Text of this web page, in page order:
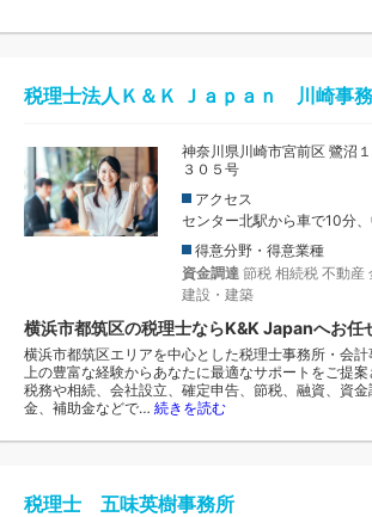
税理士法人Ｋ＆Ｋ Ｊａｐａｎ 川崎事
神奈川県川崎市宮前区 鷺沼
３０５号
アクセス
センター北駅から車で10分
得意分野・得意業種
資金調達 節税 相続税 不動産
建設・建築
横浜市都筑区の税理士ならK&K Japanへお任
横浜市都筑区エリアを中心とした税理士事務所・会
上の豊富な経験からあなたに最適なサポートをご提案
税務や相続、会社設立、確定申告、節税、融資、資
金、補助金などで… 続きを読む
税理士 五味英樹事務所